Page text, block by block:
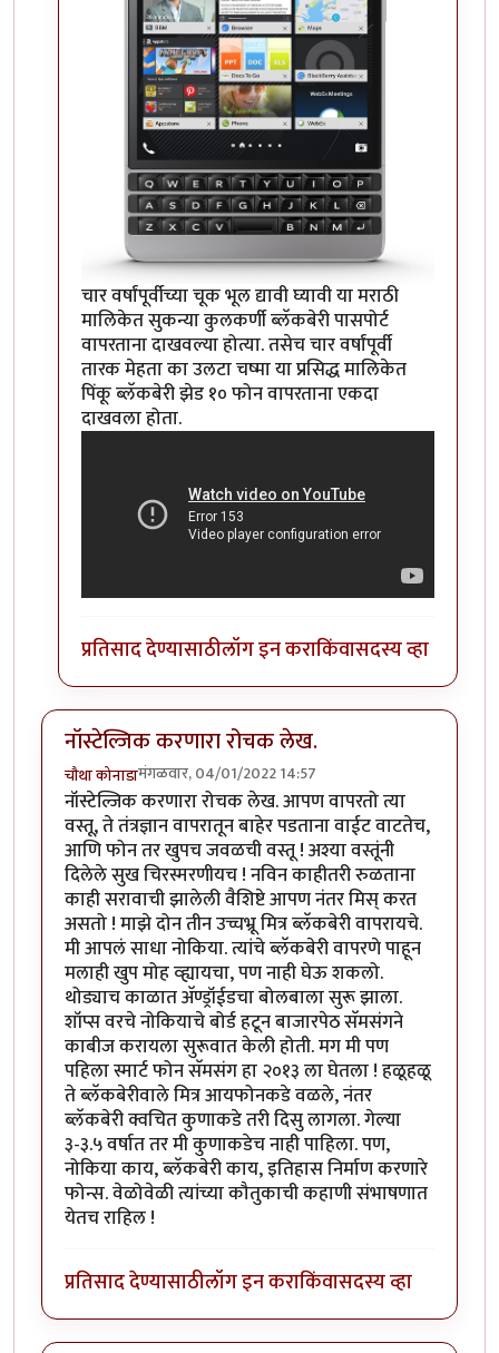
चार वर्षांपूर्वीच्या चूक भूल द्यावी घ्यावी या मराठी
मालिकेत सुकन्या कुलकर्णी ब्लॅकबेरी पासपोर्ट
वापरताना दाखवल्या होत्या. तसेच चार वर्षांपूर्वी
तारक मेहता का उलटा चष्मा या प्रसिद्ध मालिकेत
पिंकू ब्लॅकबेरी झेड १० फोन वापरताना एकदा
दाखवला होता.
प्रतिसाद देण्यासाठीलॉग इन कराकिंवासदस्य व्हा
नॉस्टेल्जिक करणारा रोचक लेख.
चौथा कोनाडामंगळवार, 04/01/2022 14:57
नॉस्टेल्जिक करणारा रोचक लेख. आपण वापरतो त्या
वस्तू, ते तंत्रज्ञान वापरातून बाहेर पडताना वाईट वाटतेच,
आणि फोन तर खुपच जवळची वस्तू ! अश्या वस्तूंनी
दिलेले सुख चिरस्मरणीयच ! नविन काहीतरी रुळताना
काही सरावाची झालेली वैशिष्टे आपण नंतर मिस् करत
असतो ! माझे दोन तीन उच्चभ्रू मित्र ब्लॅकबेरी वापरायचे.
मी आपलं साधा नोकिया. त्यांचे ब्लॅकबेरी वापरणे पाहून
मलाही खुप मोह व्ह्यायचा, पण नाही घेऊ शकलो.
थोड्याच काळात अ‍ॅण्ड्रॉईडचा बोलबाला सुरू झाला.
शॉप्स वरचे नोकियाचे बोर्ड हटून बाजारपेठ सॅमसंगने
काबीज करायला सुरूवात केली होती. मग मी पण
पहिला स्मार्ट फोन सॅमसंग हा २०१३ ला घेतला ! हळूहळू
ते ब्लॅकबेरीवाले मित्र आयफोनकडे वळले, नंतर
ब्लॅकबेरी क्वचित कुणाकडे तरी दिसु लागला. गेल्या
३-३.५ वर्षात तर मी कुणाकडेच नाही पाहिला. पण,
नोकिया काय, ब्लॅकबेरी काय, इतिहास निर्माण करणारे
फोन्स. वेळोवेळी त्यांच्या कौतुकाची कहाणी संभाषणात
येतच राहिल !
प्रतिसाद देण्यासाठीलॉग इन कराकिंवासदस्य व्हा